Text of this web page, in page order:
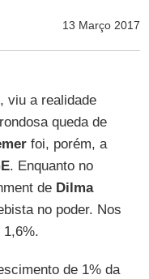
13 Março 2017
, viu a realidade
queda de
foi, porém, a
. Enquanto no
de Dilma
no poder. Nos
1,6%.
de 1% da